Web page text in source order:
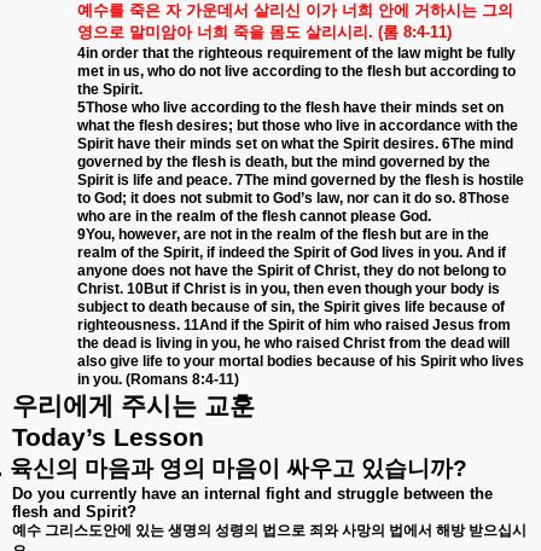
예수를 죽은 자 가운데서 살리신 이가 너희 안에 거하시는 그의
영으로 말미암아 너희 죽을 몸도 살리시리 . (롬 8:4-11)
4in order that the righteous requirement of the law might be fully
met in us, who do not live according to the flesh but according to
the Spirit.
5Those who live according to the flesh have their minds set on
what the flesh desires; but those who live in accordance with the
Spirit have their minds set on what the Spirit desires. 6The mind
governed by the flesh is death, but the mind governed by the
Spirit is life and peace. 7The mind governed by the flesh is hostile
to God; it does not submit to God’s law, nor can it do so. 8Those
who are in the realm of the flesh cannot please God.
9You, however, are not in the realm of the flesh but are in the
realm of the Spirit, if indeed the Spirit of God lives in you. And if
anyone does not have the Spirit of Christ, they do not belong to
Christ. 10But if Christ is in you, then even though your body is
subject to death because of sin, the Spirit gives life because of
righteousness. 11And if the Spirit of him who raised Jesus from
the dead is living in you, he who raised Christ from the dead will
also give life to your mortal bodies because of his Spirit who lives
in you. (Romans 8:4-11)
우리에게 주시는 교훈
Today’s Lesson
육신의 마음과 영의 마음이 싸우고 있습니까?
Do you currently have an internal fight and struggle between the
flesh and Spirit?
예수 그리스도안에 있는 생명의 성령의 법으로 죄와 사망의 법에서 해방 받으십시